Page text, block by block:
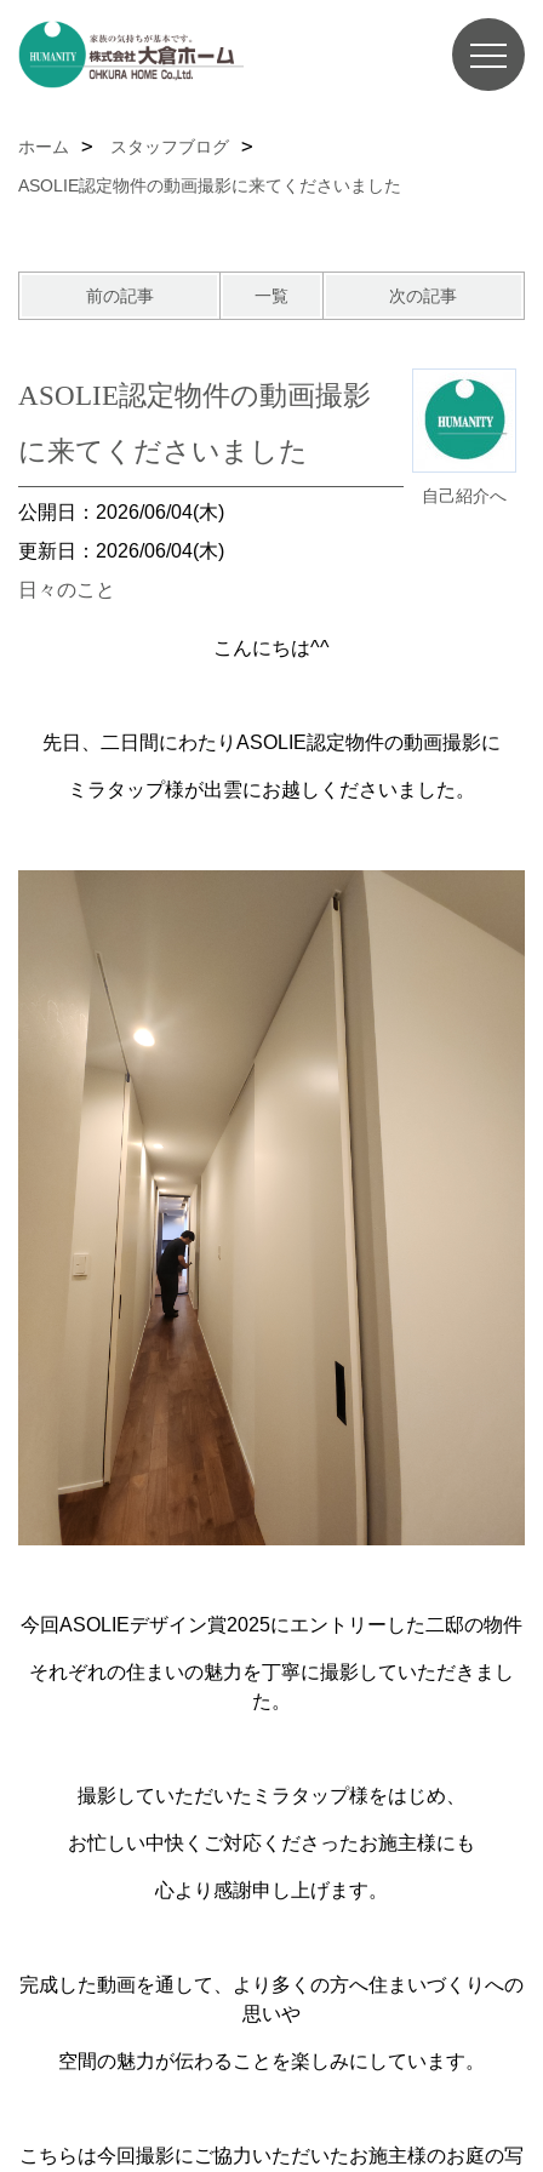
ホーム
スタッフブログ
ASOLIE認定物件の動画撮影に来てくださいました
前の記事 一覧 次の記事
自己紹介へ
ASOLIE認定物件の動画撮影
に来てくださいました
公開日：2026/06/04(木)
更新日：2026/06/04(木)
日々のこと
こんにちは^^
先日、二日間にわたりASOLIE認定物件の動画撮影に
ミラタップ様が出雲にお越しくださいました。
今回ASOLIEデザイン賞2025にエントリーした二邸の物件
それぞれの住まいの魅力を丁寧に撮影していただきまし
た。
撮影していただいたミラタップ様をはじめ、
お忙しい中快くご対応くださったお施主様にも
心より感謝申し上げます。
完成した動画を通して、より多くの方へ住まいづくりへの
思いや
空間の魅力が伝わることを楽しみにしています。
こちらは今回撮影にご協力いただいたお施主様のお庭の写